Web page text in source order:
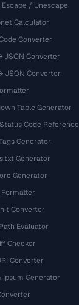
/ Unescape
Calculator
Converter
JSON Converter
JSON Converter
Table Generator
Code Reference
Generator
Generator
Generator
Formatter
Converter
Evaluator
Checker
Converter
Ipsum Generator